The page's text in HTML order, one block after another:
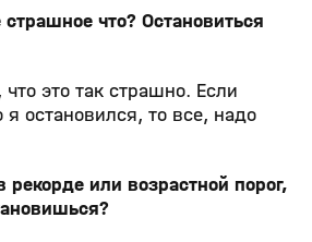
что? Остановиться
это так страшно. Если
остановился, то все, надо
или возрастной порог,